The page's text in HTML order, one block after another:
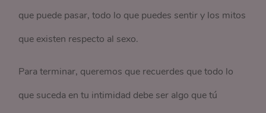
que puede pasar, todo lo que puedes sentir y los mitos
que existen respecto al sexo.
Para terminar, queremos que recuerdes que todo lo
que suceda en tu intimidad debe ser algo que tú